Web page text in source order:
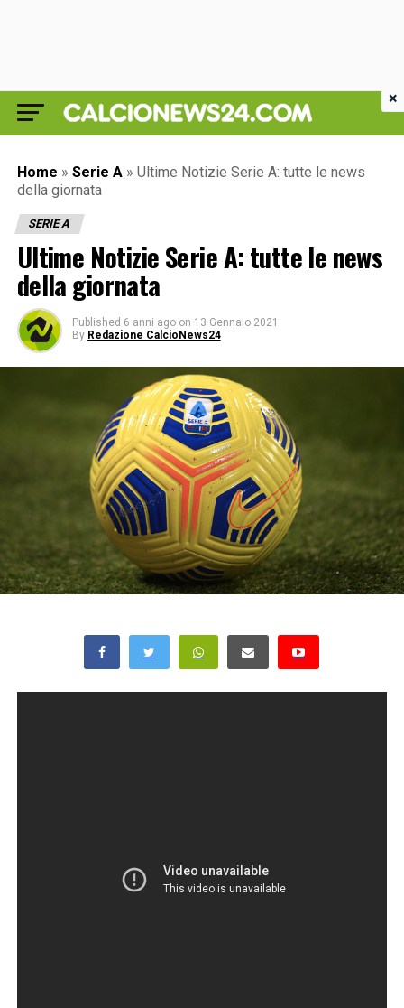
Home » Serie A » Ultime Notizie Serie A: tutte le news
della giornata
SERIE A
Ultime Notizie Serie A: tutte le news
della giornata
Published 6 anni ago on 13 Gennaio 2021
By Redazione CalcioNews24
×